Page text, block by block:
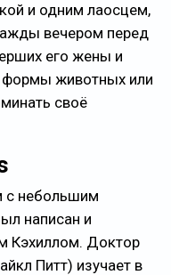
и одним лаосцем,
вечером перед
его жены и
животных или
своё
с небольшим
написан и
Кэхиллом. Доктор
Питт) изучает в